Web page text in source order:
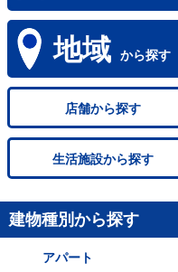
地域 から探す
店舗から探す
生活施設から探す
建物種別から探す
アパート